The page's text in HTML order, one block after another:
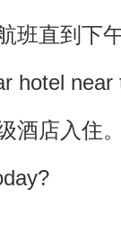
班直到下
hotel near
酒店入住